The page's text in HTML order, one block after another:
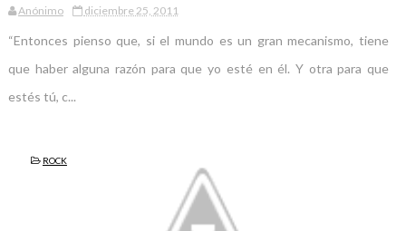
Anónimo diciembre 25, 2011
“Entonces pienso que, si el mundo es un gran mecanismo, tiene
que haber alguna razón para que yo esté en él. Y otra para que
estés tú, c...
ROCK